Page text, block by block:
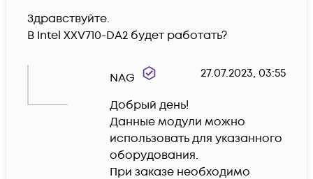
Здравствуйте.
В Intel XXV710-DA2 будет работать?
NAG 27.07.2023, 03:55
Добрый день!
Данные модули можно
использовать для указанного
оборудования.
При заказе необходимо